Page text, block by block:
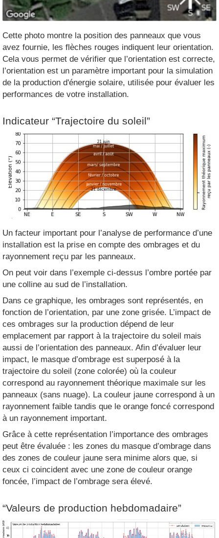
Cette photo montre la position des panneaux que vous
avez fournie, les flèches rouges indiquent leur orientation.
Cela vous permet de vérifier que l’orientation est correcte,
l’orientation est un paramètre important pour la simulation
de la production d'énergie solaire, utilisée pour évaluer les
performances de votre installation.
Indicateur “Trajectoire du soleil”
Un facteur important pour l’analyse de performance d’une
installation est la prise en compte des ombrages et du
rayonnement reçu par les panneaux.
On peut voir dans l’exemple ci-dessus l’ombre portée par
une colline au sud de l’installation.
Dans ce graphique, les ombrages sont représentés, en
fonction de l’orientation, par une zone grisée. L’impact de
ces ombrages sur la production dépend de leur
emplacement par rapport à la trajectoire du soleil mais
aussi de l’orientation des panneaux. Afin d’évaluer leur
impact, le masque d’ombrage est superposé à la
trajectoire du soleil (zone colorée) où la couleur
correspond au rayonnement théorique maximale sur les
panneaux (sans nuage). La couleur jaune correspond à un
rayonnement faible tandis que le orange foncé correspond
à un rayonnement important.
Grâce à cette représentation l’importance des ombrages
peut être évaluée : les zones du masque d’ombrage dans
des zones de couleur jaune sera minime alors que, si
ceux ci coincident avec une zone de couleur orange
foncée, l’impact de l’ombrage sera élevé.
“Valeurs de production hebdomadaire”